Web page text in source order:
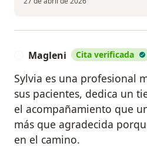
Magleni Cita verificada
Sylvia es una profesional
sus pacientes, dedica un
el acompañamiento que
más que agradecida
en el camino.